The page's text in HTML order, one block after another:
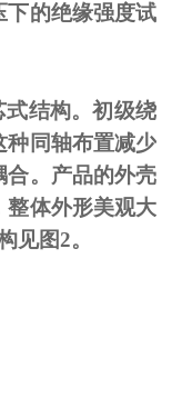
下的绝缘强度试
结构。初级绕
种同轴布置减少
合。产品的外壳
整体外形美观大
见图2。